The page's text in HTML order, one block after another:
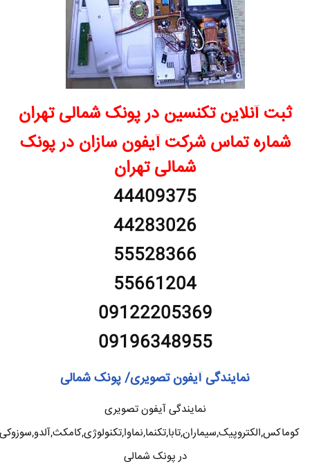
ثبت آنلاین تکنسین در پونک شمالی تهران
شماره تماس شرکت آیفون سازان در پونک
شمالی تهران
44409375
44283026
55528366
55661204
09122205369
09196348955
نمایندگی آیفون تصویری/ پونک شمالی
نمایندگی آیفون تصویری
کوماکس,الکتروپیک,سیماران,تابا,تکنما,نماوا,تکنولوژی,کامکث,آلدو,سوزوکی
در پونک شمالی